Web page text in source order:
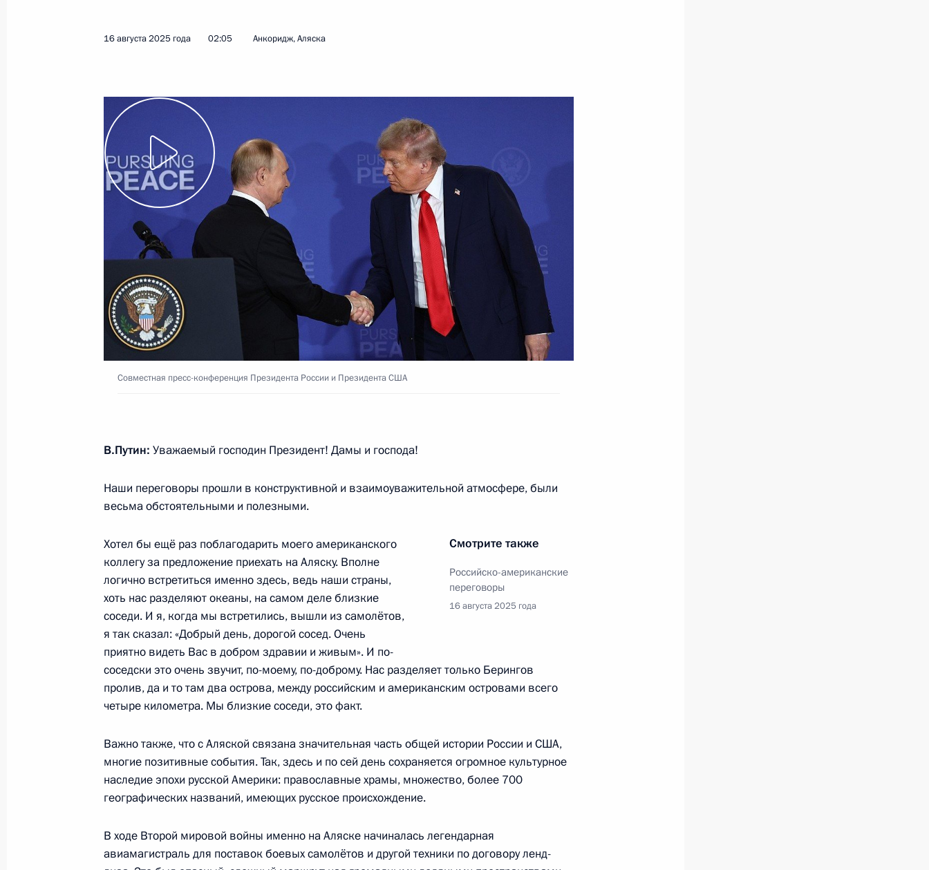
Показать следующие материалы
19 августа 2025 года, вторник
Встреча с врио главы Республики Коми Ростиславом
Гольдштейном
19 августа 2025 года, 13:15 Москва, Кремль
18 августа 2025 года, понедельник
Встреча с временно исполняющим обязанности губернатора
Ростовской области Юрием Слюсарем
18 августа 2025 года, 13:30
4
Совещание по итогам российско-американской встречи в верхах
Встреча с губернатором Чукотки Владиславом Кузнецовым
16 августа 2025 года, 08:30 Анадырь
Совместная пресс-конференция Президента России
и Президента США
15 августа 2025 года, пятница
15 августа 2025 года, 17:05 Магадан
16 августа 2025 года 02:05 Анкоридж, Аляска
Совместная пресс-конференция Президента России и Президента США
В.Путин: Уважаемый господин Президент! Дамы и господа!
Наши переговоры прошли в конструктивной и взаимоуважительной атмосфере, были
весьма обстоятельными и полезными.
Смотрите также
Российско-американские
переговоры
16 августа 2025 года
Хотел бы ещё раз поблагодарить моего американского
коллегу за предложение приехать на Аляску. Вполне
логично встретиться именно здесь, ведь наши страны,
хоть нас разделяют океаны, на самом деле близкие
соседи. И я, когда мы встретились, вышли из самолётов,
я так сказал: «Добрый день, дорогой сосед. Очень
приятно видеть Вас в добром здравии и живым». И по-
соседски это очень звучит, по-моему, по-доброму. Нас разделяет только Берингов
пролив, да и то там два острова, между российским и американским островами всего
четыре километра. Мы близкие соседи, это факт.
Важно также, что с Аляской связана значительная часть общей истории России и США,
многие позитивные события. Так, здесь и по сей день сохраняется огромное культурное
наследие эпохи русской Америки: православные храмы, множество, более 700
географических названий, имеющих русское происхождение.
В ходе Второй мировой войны именно на Аляске начиналась легендарная
авиамагистраль для поставок боевых самолётов и другой техники по договору ленд-